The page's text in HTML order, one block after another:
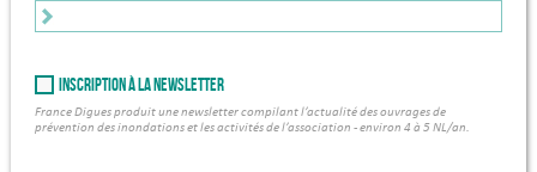
Inscription à la newsletter
France Digues produit une newsletter compilant l’actualité des ouvrages de
prévention des inondations et les activités de l’association - environ 4 à 5 NL/an.